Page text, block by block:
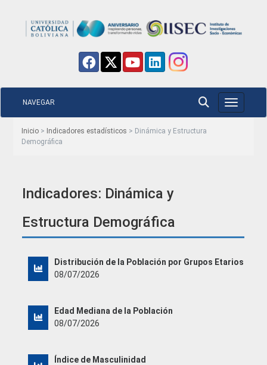
Toggle
NAVEGAR
Inicio > Indicadores estadísticos > Dinámica y Estructura
Demográfica
Indicadores: Dinámica y
Estructura Demográfica
Distribución de la Población por Grupos Etarios
08/07/2026
Edad Mediana de la Población
08/07/2026
Índice de Masculinidad